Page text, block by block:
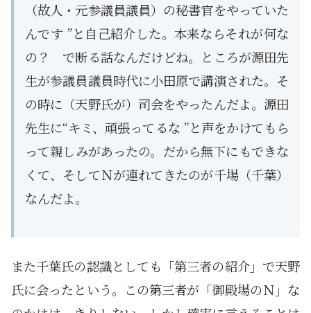
（故人・元参議員議員）の秘書官をやっていた
んです ”と自己紹介した。本来ならそれが何な
の？ で断る話なんだけどね。ところが源田先
生が参議員議員時代に小田原で講演された。そ
の時に（天野氏が）司会をやったんだよ。源田
先生に“キミ、頑張ってるな ”と声をかけてもら
って親しみがあったの。だから無下にもできな
くて、そしてＮが連れてきたのが千場（千葉）
なんだよ。
また千葉氏の認識としても「第三者の紹介」で天野
氏に会ったという。この第三者が「御殿場のＮ」な